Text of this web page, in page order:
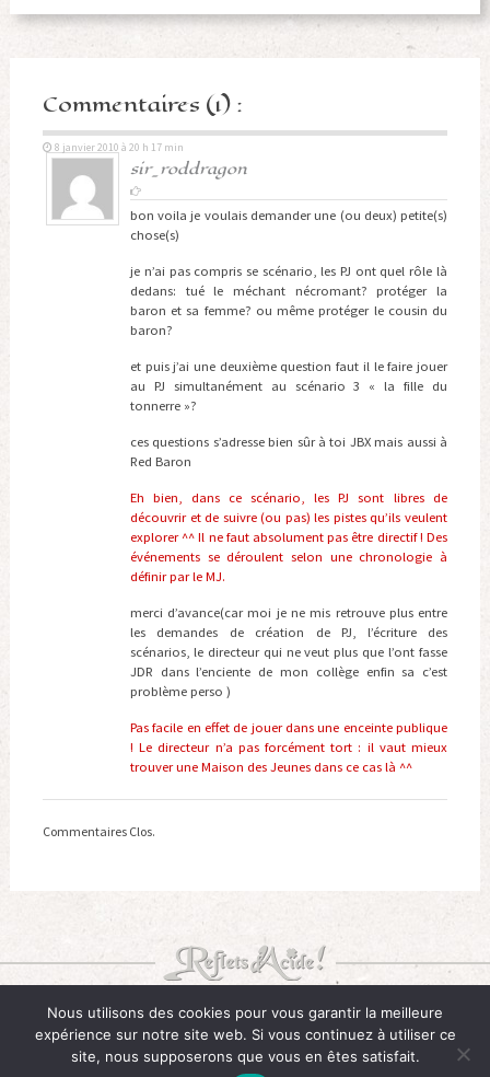
Commentaires (1) :
sir_roddragon
8 janvier 2010 à 20 h 17 min
bon voila je voulais demander une (ou deux) petite(s)
chose(s)
je n’ai pas compris se scénario, les PJ ont quel rôle là
dedans: tué le méchant nécromant? protéger la
baron et sa femme? ou même protéger le cousin du
baron?
et puis j’ai une deuxième question faut il le faire jouer
au PJ simultanément au scénario 3 « la fille du
tonnerre »?
ces questions s’adresse bien sûr à toi JBX mais aussi à
Red Baron
Eh bien, dans ce scénario, les PJ sont libres de
découvrir et de suivre (ou pas) les pistes qu’ils veulent
explorer ^^ Il ne faut absolument pas être directif ! Des
événements se déroulent selon une chronologie à
définir par le MJ.
merci d’avance(car moi je ne mis retrouve plus entre
les demandes de création de PJ, l’écriture des
scénarios, le directeur qui ne veut plus que l’ont fasse
JDR dans l’enciente de mon collège enfin sa c’est
problème perso )
Pas facile en effet de jouer dans une enceinte publique
! Le directeur n’a pas forcément tort : il vaut mieux
trouver une Maison des Jeunes dans ce cas là ^^
Commentaires Clos.
Le petit mot du soir :ÉPISTÉMÊ : Total des connaissances d'un
groupe social à un moment donné. "Les Anges de la Téléréalité
ont-ils un épistémê ?!"
Nous utilisons des cookies pour vous garantir la meilleure
expérience sur notre site web. Si vous continuez à utiliser ce
site, nous supposerons que vous en êtes satisfait.